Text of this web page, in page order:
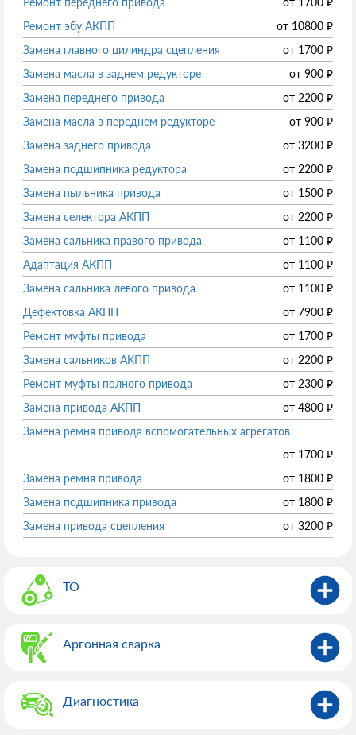
Ремонт эбу АКПП
от 10800 ₽
Замена главного цилиндра сцепления
от 1700 ₽
Замена масла в заднем редукторе
от 900 ₽
Замена переднего привода
от 2200 ₽
Замена масла в переднем редукторе
от 900 ₽
Замена заднего привода
от 3200 ₽
Замена подшипника редуктора
от 2200 ₽
Замена пыльника привода
от 1500 ₽
Замена селектора АКПП
от 2200 ₽
Замена сальника правого привода
от 1100 ₽
Адаптация АКПП
от 1100 ₽
Замена сальника левого привода
от 1100 ₽
Дефектовка АКПП
от 7900 ₽
Ремонт муфты привода
от 1700 ₽
Замена сальников АКПП
от 2200 ₽
Ремонт муфты полного привода
от 2300 ₽
Замена привода АКПП
от 4800 ₽
Замена ремня привода вспомогательных агрегатов
от 1700 ₽
Замена ремня привода
от 1800 ₽
Замена подшипника привода
от 1800 ₽
Замена привода сцепления
от 3200 ₽
ТО
Аргонная сварка
Диагностика